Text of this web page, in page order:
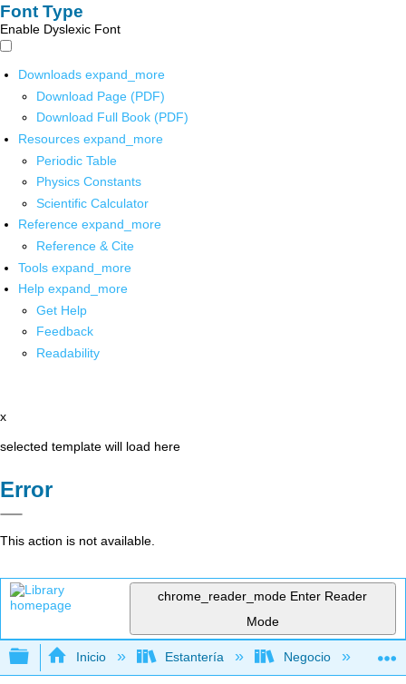
Font Type
Enable Dyslexic Font
Downloads expand_more
Download Page (PDF)
Download Full Book (PDF)
Resources expand_more
Periodic Table
Physics Constants
Scientific Calculator
Reference expand_more
Reference & Cite
Tools expand_more
Help expand_more
Get Help
Feedback
Readability
x
selected template will load here
Error
This action is not available.
chrome_reader_mode Enter Reader
Mode
Expandir/contraer jerarquía global
Inicio Estantería Negocio